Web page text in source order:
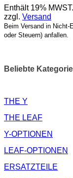
Enthält 19% MWST.
zzgl. Versand
Beim Versand in Nicht-
oder Steuern) anfallen.
Beliebte
THE Y
THE LEAF
Y-OPTIONEN
LEAF-OPTIONEN
ERSATZTEILE